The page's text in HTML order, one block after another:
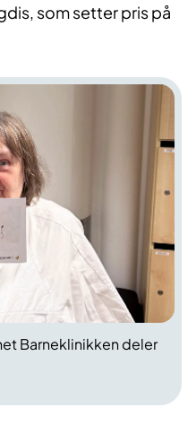
som setter pris på
Barneklinikken deler